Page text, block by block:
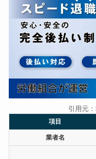
引用元：
項目
業者名